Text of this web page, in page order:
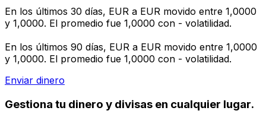
En los últimos 30 días, EUR a EUR movido entre 1,0000
y 1,0000. El promedio fue 1,0000 con - volatilidad.
En los últimos 90 días, EUR a EUR movido entre 1,0000
y 1,0000. El promedio fue 1,0000 con - volatilidad.
Enviar dinero
Gestiona tu dinero y divisas en cualquier lugar.